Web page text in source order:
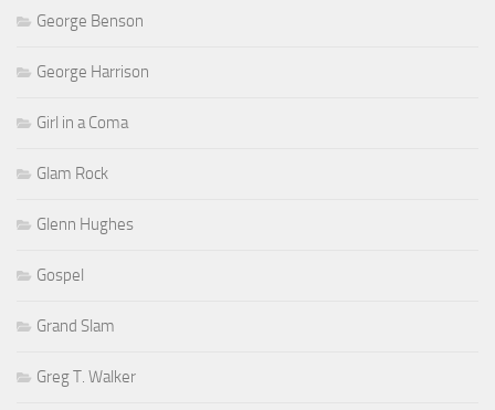
George Benson
George Harrison
Girl in a Coma
Glam Rock
Glenn Hughes
Gospel
Grand Slam
Greg T. Walker